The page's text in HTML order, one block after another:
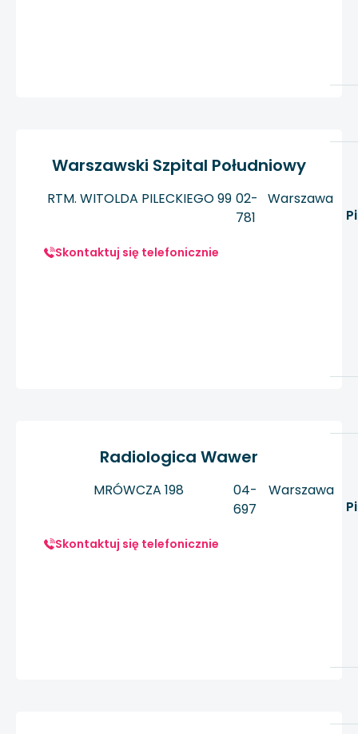
Warszawski Szpital Południowy
RTM. WITOLDA PILECKIEGO 99 02-
781
Warszawa
Skontaktuj się telefonicznie
Radiologica Wawer
MRÓWCZA 198
04-
697
Warszawa
Skontaktuj się telefonicznie